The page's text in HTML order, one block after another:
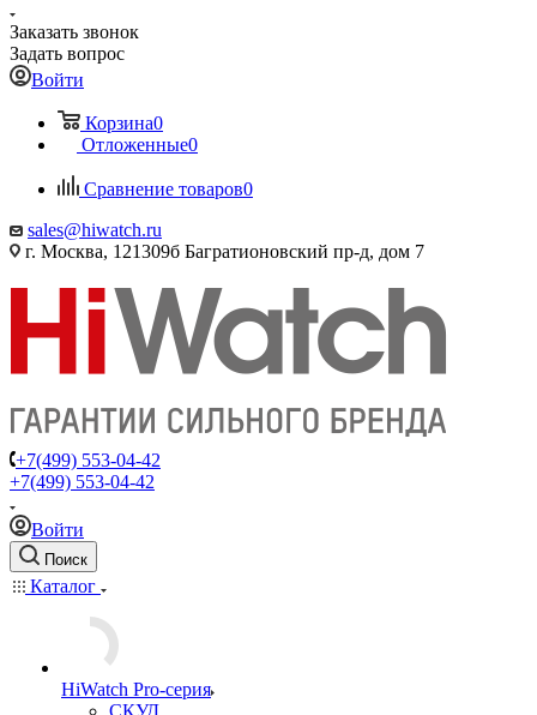
Заказать звонок
Задать вопрос
Войти
Корзина0
Отложенные0
Сравнение товаров0
sales@hiwatch.ru
г. Москва, 121309б Багратионовский пр-д, дом 7
+7(499) 553-04-42
+7(499) 553-04-42
Войти
Поиск
Каталог
HiWatch Pro-серия
CКУД